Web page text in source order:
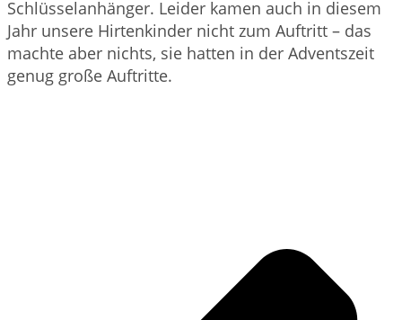
Schlüsselanhänger. Leider kamen auch in diesem
Jahr unsere Hirtenkinder nicht zum Auftritt – das
machte aber nichts, sie hatten in der Adventszeit
genug große Auftritte.